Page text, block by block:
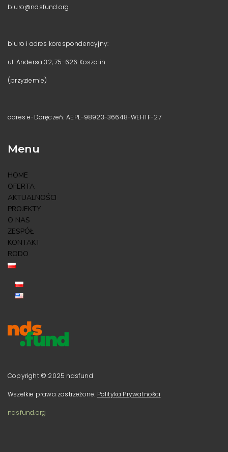
biuro@ndsfund.org
biuro i adres korespondencyjny:
ul. Andersa 32, 75-626 Koszalin
(przyziemie)
adres e-Doręczeń: AE:PL-98923-36648-WEHTF-27
Menu
HOME
OFERTA
AKTUALNOŚCI
PROJEKTY
O NAS
ZESPÓŁ
KONTAKT
RODO
Copyright © 2025 ndsfund
Wszelkie prawa zastrzeżone. Polityka Prywatności
ndsfund.org